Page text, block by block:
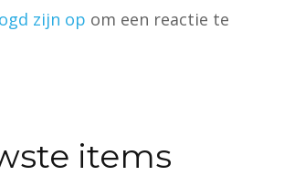
zijn op om een reactie te
items